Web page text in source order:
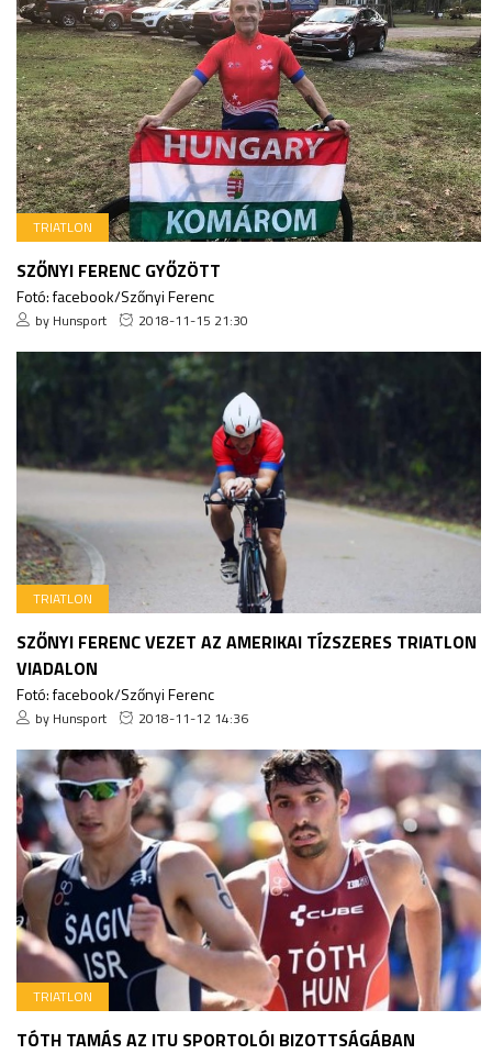
TRIATLON
SZŐNYI FERENC GYŐZÖTT
Fotó: facebook/Szőnyi Ferenc
by Hunsport 2018-11-15 21:30
TRIATLON
SZŐNYI FERENC VEZET AZ AMERIKAI TÍZSZERES TRIATLON
VIADALON
Fotó: facebook/Szőnyi Ferenc
by Hunsport 2018-11-12 14:36
TRIATLON
TÓTH TAMÁS AZ ITU SPORTOLÓI BIZOTTSÁGÁBAN